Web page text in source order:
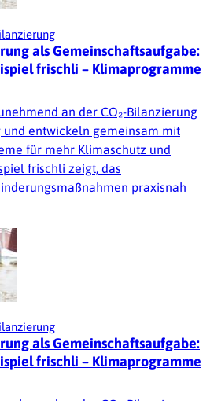
als Gemeinschaftsaufgabe:
frischli – Klimaprogramme
an der CO₂-Bilanzierung
entwickeln gemeinsam mit
für mehr Klimaschutz und
frischli zeigt, das
praxisnah
als Gemeinschaftsaufgabe:
frischli – Klimaprogramme